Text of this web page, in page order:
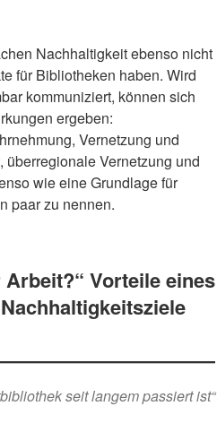
Nachhaltigkeit ebenso nicht
für Bibliotheken haben. Wird
kommuniziert, können sich
ergeben:
Vernetzung und
Vernetzung und
wie eine Grundlage für
paar zu nennen.
Vorteile eines
seit langem passiert ist“